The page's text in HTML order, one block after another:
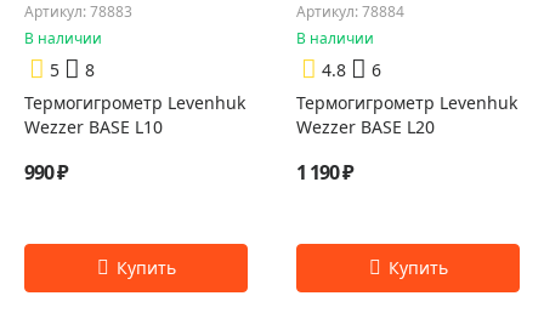
Артикул: 78883
В наличии
5
8
Термогигрометр Levenhuk
Wezzer BASE L10
990 ₽
Артикул: 78884
В наличии
4.8
6
Термогигрометр Levenhuk
Wezzer BASE L20
1 190 ₽